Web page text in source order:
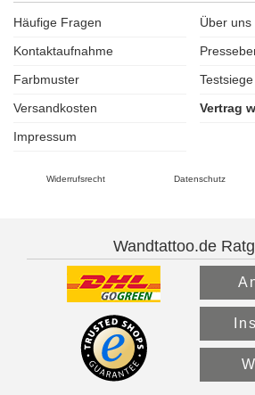
Häufige Fragen
Über uns
Kontaktaufnahme
Farbmuster
Testsiege
Versandkosten
Vertrag
Impressum
Widerrufsrecht Datenschutz
Wandtattoo.de